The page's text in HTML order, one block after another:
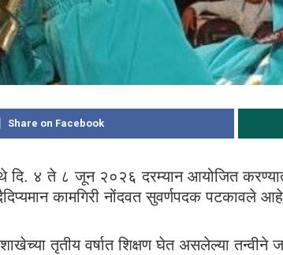
Share on Facebook
दि. ४ ते ८ जून २०२६ दरम्यान आयोजित
कामगिरी नोंदवत सुवर्णपदक पटकावले
तृतीय वर्षात शिक्षण घेत असलेल्या